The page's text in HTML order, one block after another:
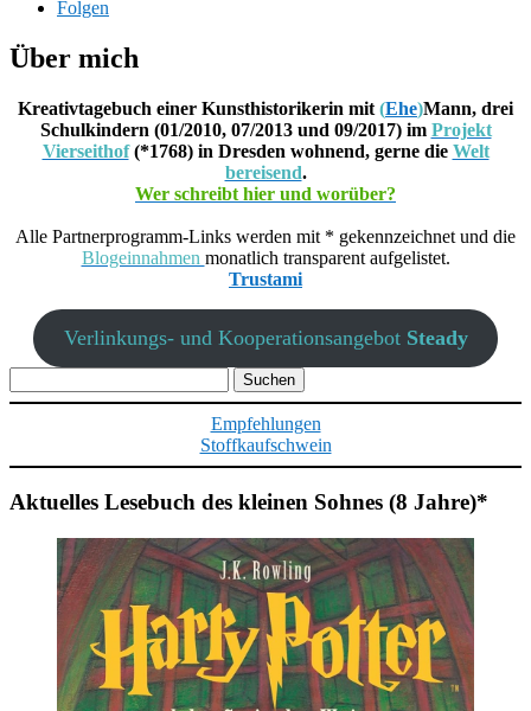
Folgen
Über mich
Kreativtagebuch einer Kunsthistorikerin mit (Ehe)Mann, drei
Schulkindern (01/2010, 07/2013 und 09/2017) im Projekt
Vierseithof(*1768) in Dresden wohnend, gerne die Welt
bereisend.
Wer schreibt hier und worüber?
Alle Partnerprogramm-Links werden mit * gekennzeichnet und die
Blogeinnahmen monatlich transparent aufgelistet.
Trustami
Verlinkungs- und Kooperationsangebot Steady
nach:
Empfehlungen
Stoffkaufschwein
Aktuelles Lesebuch des kleinen Sohnes (8 Jahre)*